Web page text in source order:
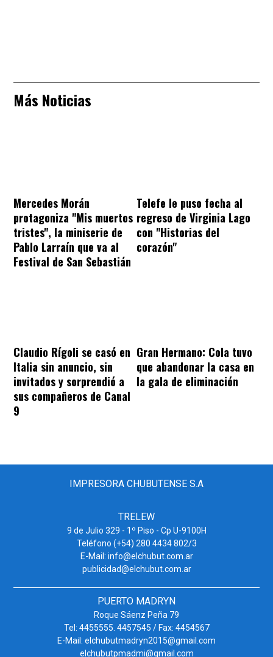
Más Noticias
Mercedes Morán
protagoniza "Mis muertos
tristes", la miniserie de
Pablo Larraín que va al
Festival de San Sebastián
Telefe le puso fecha al
regreso de Virginia Lago
con "Historias del
corazón"
Claudio Rígoli se casó en
Italia sin anuncio, sin
invitados y sorprendió a
sus compañeros de Canal
9
Gran Hermano: Cola tuvo
que abandonar la casa en
la gala de eliminación
IMPRESORA CHUBUTENSE S.A
TRELEW
9 de Julio 329 - 1º Piso - Cp U-9100H
Teléfono (+54) 280 4434 802/3
E-Mail: info@elchubut.com.ar
publicidad@elchubut.com.ar
PUERTO MADRYN
Roque Sáenz Peña 79
Tel: 4455555. 4457545 / Fax: 4454567
E-Mail: elchubutmadryn2015@gmail.com
elchubutpmadmi@gmail.com